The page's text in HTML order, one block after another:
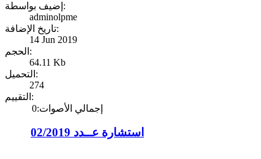
إضيف بواسطة:
adminolpme
تاريخ الإضافة:
14 Jun 2019
الحجم:
64.11 Kb
التحميل:
274
التقييم:
إجمالي الأصوات:0
استشارة عــدد 02/2019